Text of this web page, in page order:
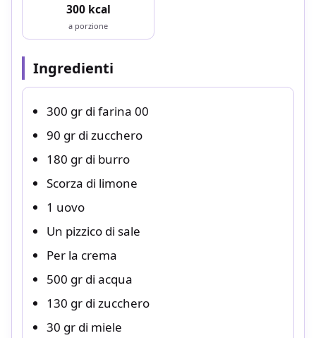
300 kcal
a porzione
Ingredienti
300 gr di farina 00
90 gr di zucchero
180 gr di burro
Scorza di limone
1 uovo
Un pizzico di sale
Per la crema
500 gr di acqua
130 gr di zucchero
30 gr di miele